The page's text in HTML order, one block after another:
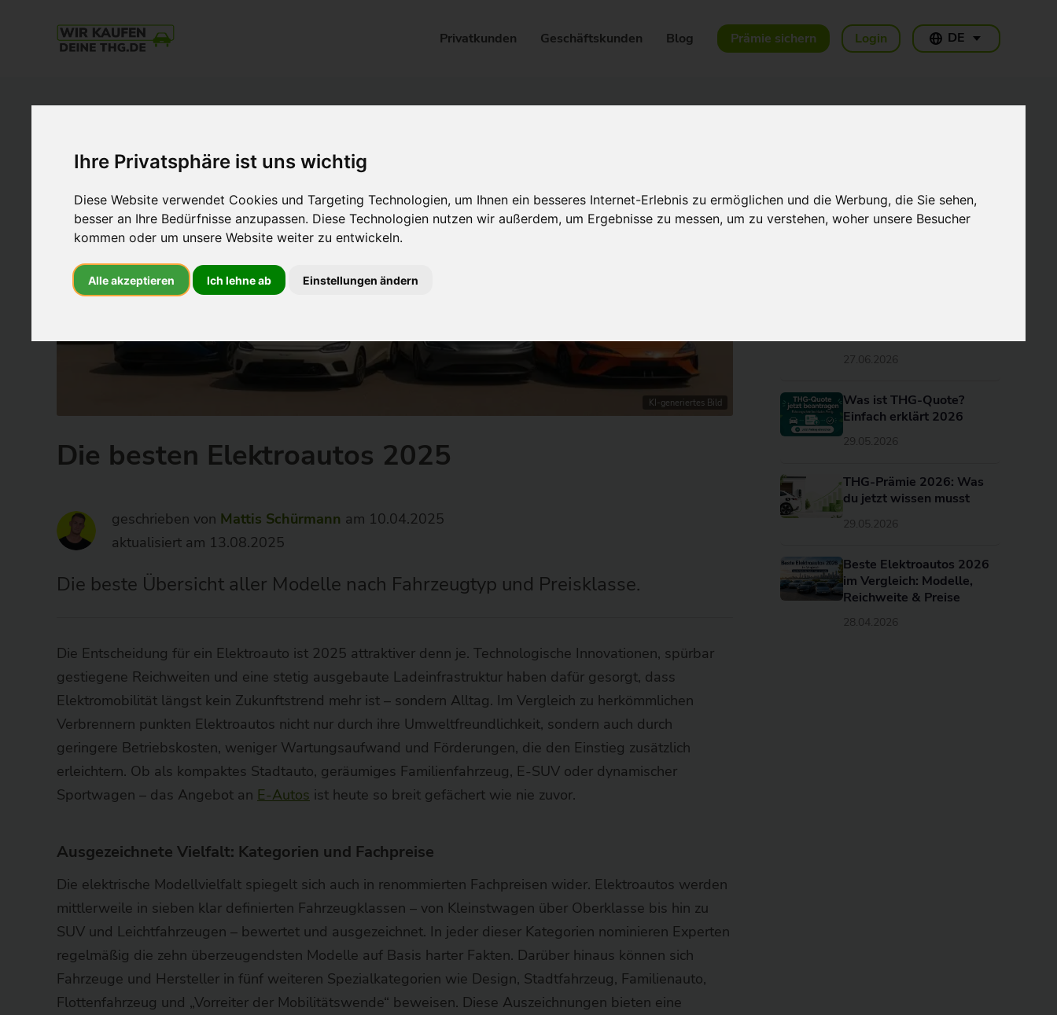
Ihre Privatsphäre ist uns wichtig
Diese Website verwendet Cookies und Targeting Technologien, um Ihnen ein besseres Internet-Erlebnis zu ermöglichen und die Werbung, die Sie sehen,
besser an Ihre Bedürfnisse anzupassen. Diese Technologien nutzen wir außerdem, um Ergebnisse zu messen, um zu verstehen, woher unsere Besucher
kommen oder um unsere Website weiter zu entwickeln.
Alle akzeptieren Ich lehne ab Einstellungen ändern
Verkaufen
mit
E-
Auto
Geld
verdienen.
Einfach.
Nachhaltig.
Beim
-
Privatkunden Geschäftskunden Blog Prämie sichern Login DE
KI-generiertes Bild
Die besten Elektroautos 2025
geschrieben von Mattis Schürmann am 10.04.2025
aktualisiert am 13.08.2025
Die beste Übersicht aller Modelle nach Fahrzeugtyp und Preisklasse.
Die Entscheidung für ein Elektroauto ist 2025 attraktiver denn je. Technologische Innovationen, spürbar
gestiegene Reichweiten und eine stetig ausgebaute Ladeinfrastruktur haben dafür gesorgt, dass
Elektromobilität längst kein Zukunftstrend mehr ist – sondern Alltag. Im Vergleich zu herkömmlichen
Verbrennern punkten Elektroautos nicht nur durch ihre Umweltfreundlichkeit, sondern auch durch
geringere Betriebskosten, weniger Wartungsaufwand und Förderungen, die den Einstieg zusätzlich
erleichtern. Ob als kompaktes Stadtauto, geräumiges Familienfahrzeug, E-SUV oder dynamischer
Sportwagen – das Angebot an E-Autos ist heute so breit gefächert wie nie zuvor.
Ausgezeichnete Vielfalt: Kategorien und Fachpreise
Die elektrische Modellvielfalt spiegelt sich auch in renommierten Fachpreisen wider. Elektroautos werden
mittlerweile in sieben klar definierten Fahrzeugklassen – von Kleinstwagen über Oberklasse bis hin zu
SUV und Leichtfahrzeugen – bewertet und ausgezeichnet. In jeder dieser Kategorien nominieren Experten
regelmäßig die zehn überzeugendsten Modelle auf Basis harter Fakten. Darüber hinaus können sich
Fahrzeuge und Hersteller in fünf weiteren Spezialkategorien wie Design, Stadtfahrzeug, Familienauto,
Flottenfahrzeug und „Vorreiter der Mobilitätswende“ beweisen. Diese Auszeichnungen bieten eine
THG-Quote Unternehmen:
Wie Fuhrpark,
27.06.2026
Was ist THG-Quote?
Einfach erklärt 2026
29.05.2026
THG-Prämie 2026: Was
du jetzt wissen musst
29.05.2026
Beste Elektroautos 2026
im Vergleich: Modelle,
Reichweite & Preise
28.04.2026